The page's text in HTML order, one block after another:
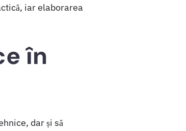
iar elaborarea
în
dar și să